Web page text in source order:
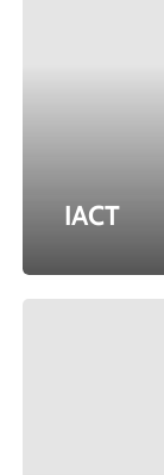
IACT